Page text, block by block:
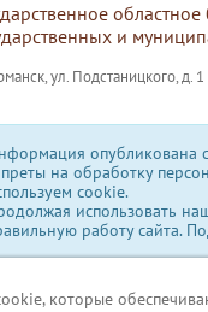
и
ул. Подстаницкого, д.
опубликована
на обработку
сookie.
использовать
работу сайта.
которые